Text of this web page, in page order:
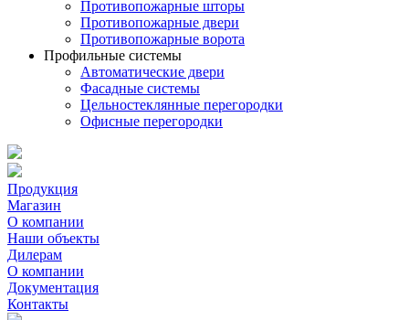
Противопожарные шторы
Противопожарные двери
Противопожарные ворота
Профильные системы
Автоматические двери
Фасадные системы
Цельностеклянные перегородки
Офисные перегородки
Продукция
Магазин
О компании
Наши объекты
Дилерам
О компании
Документация
Контакты